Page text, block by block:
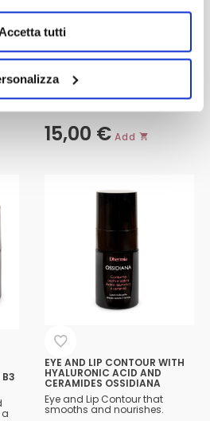
tutti
BIPHASIC MAKEUP REMOVER
BITTER ORANGE – VITAMIN E
15,00 € Add
EYE AND LIP CONTOUR WITH
HYALURONIC ACID AND
CERAMIDES OSSIDIANA
Eye and Lip Contour that
smooths and nourishes.